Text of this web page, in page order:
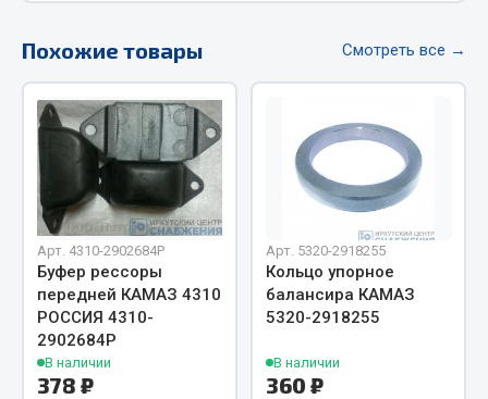
Весь раздел
Весь раздел
РТИ
Кольца уплотнительные
Лента конвейерная
Манжеты
Паронит
Патрубки
Похожие товары Смотреть все →
Арт. 4310-2902684Р
Буфер рессоры
передней КАМАЗ 4310
РОССИЯ 4310-
2902684Р
В наличии
378 ₽
Арт. 5320-2918255
Кольцо упорное
балансира КАМАЗ
5320-2918255
В наличии
360 ₽